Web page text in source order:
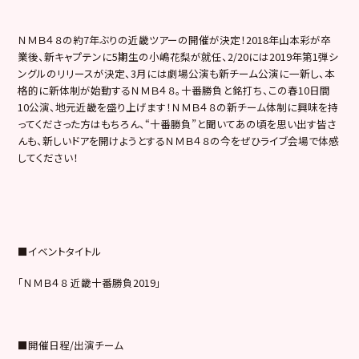
ＮＭＢ４８の約7年ぶりの近畿ツアーの開催が決定！2018年山本彩が卒
業後、新キャプテンに5期生の小嶋花梨が就任、2/20には2019年第1弾シ
ングルのリリースが決定、3月には劇場公演も新チーム公演に一新し、本
格的に新体制が始動するＮＭＢ４８。十番勝負と銘打ち、この春10日間
10公演、地元近畿を盛り上げます！ＮＭＢ４８の新チーム体制に興味を持
ってくださった方はもちろん、“十番勝負”と聞いてあの頃を思い出す皆さ
んも、新しいドアを開けようとするＮＭＢ４８の今をぜひライブ会場で体感
してください！
■イベントタイトル
「ＮＭＢ４８ 近畿十番勝負2019」
■開催日程/出演チーム